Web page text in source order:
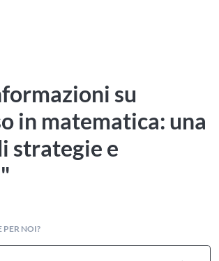
su
in matematica: una
strategie e
PER NOI?